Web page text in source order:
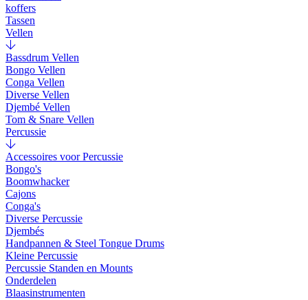
koffers
Tassen
Vellen
Bassdrum Vellen
Bongo Vellen
Conga Vellen
Diverse Vellen
Djembé Vellen
Tom & Snare Vellen
Percussie
Accessoires voor Percussie
Bongo's
Boomwhacker
Cajons
Conga's
Diverse Percussie
Djembés
Handpannen & Steel Tongue Drums
Kleine Percussie
Percussie Standen en Mounts
Onderdelen
Blaasinstrumenten